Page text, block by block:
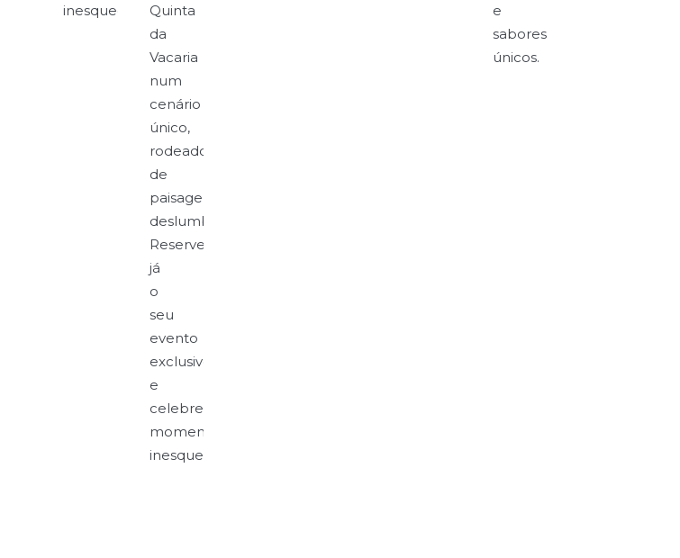
inesquecíveis.Quinta
da
Vacaria
num
cenário
único,
rodeado
de
paisagens
deslumbrantes.
Reserve
já
o
seu
evento
exclusivo
e
celebre
momentos
inesquecíveis!
e
sabores
únicos.